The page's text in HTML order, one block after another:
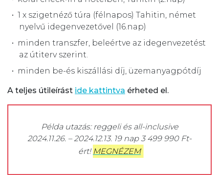
1 x szigetnéző túra (félnapos) Tahitin, német
nyelvű idegenvezetővel (16.nap)
minden transzfer, beleértve az idegenvezetést
az útiterv szerint.
minden be-és kiszállási díj, üzemanyagpótdíj
A teljes útileírást ide kattintva érheted el.
Példa utazás: reggeli és all-inclusive
2024.11.26. – 2024.12.13. 19 nap 3 499 990 Ft-
ért! MEGNÉZEM